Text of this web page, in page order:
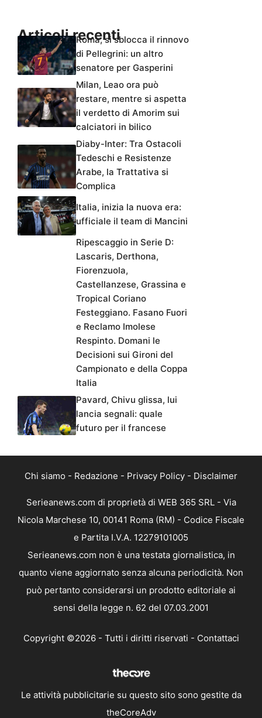
Articoli recentiRoma, si sblocca il rinnovo
di Pellegrini: un altro
senatore per Gasperini
Milan, Leao ora può
restare, mentre si aspetta
il verdetto di Amorim sui
calciatori in bilico
Diaby-Inter: Tra Ostacoli
Tedeschi e Resistenze
Arabe, la Trattativa si
Complica
Italia, inizia la nuova era:
ufficiale il team di Mancini
Ripescaggio in Serie D:
Lascaris, Derthona,
Fiorenzuola,
Castellanzese, Grassina e
Tropical Coriano
Festeggiano. Fasano Fuori
e Reclamo Imolese
Respinto. Domani le
Decisioni sui Gironi del
Campionato e della Coppa
Italia
Pavard, Chivu glissa, lui
lancia segnali: quale
futuro per il francese
Chi siamo - Redazione - Privacy Policy - Disclaimer
Serieanews.com di proprietà di WEB 365 SRL - Via
Nicola Marchese 10, 00141 Roma (RM) - Codice Fiscale
e Partita I.V.A. 12279101005
Serieanews.com non è una testata giornalistica, in
quanto viene aggiornato senza alcuna periodicità. Non
può pertanto considerarsi un prodotto editoriale ai
sensi della legge n. 62 del 07.03.2001
Copyright ©2026 - Tutti i diritti riservati - Contattaci
Le attività pubblicitarie su questo sito sono gestite da
theCoreAdv